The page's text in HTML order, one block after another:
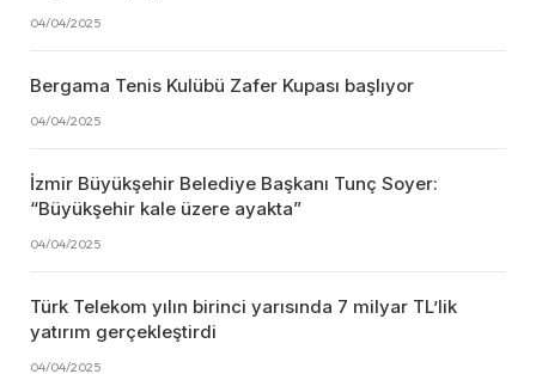
04/04/2025
Bergama Tenis Kulübü Zafer Kupası başlıyor
04/04/2025
İzmir Büyükşehir Belediye Başkanı Tunç Soyer:
“Büyükşehir kale üzere ayakta”
04/04/2025
Türk Telekom yılın birinci yarısında 7 milyar TL’lik
yatırım gerçekleştirdi
04/04/2025